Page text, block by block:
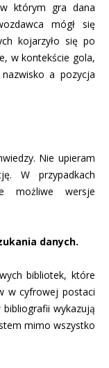
którym gra dana
mógł się
kojarzyło się po
w kontekście gola,
a pozycja
Nie upieram
W przypadkach
możliwe wersje
danych.
bibliotek, które
w cyfrowej postaci
wykazują
mimo wszystko